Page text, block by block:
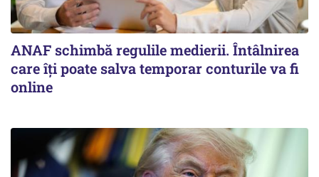
ANAF schimbă regulile medierii. Întâlnirea
care îți poate salva temporar conturile va fi
online